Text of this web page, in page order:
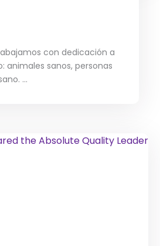
con dedicación a
animales sanos, personas
...